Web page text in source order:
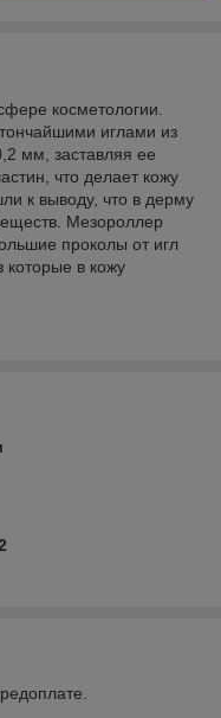
косметологии.
иглами из
мм, заставляя ее
что делает кожу
к выводу, что в дерму
Мезороллер
проколы от игл
которые в кожу